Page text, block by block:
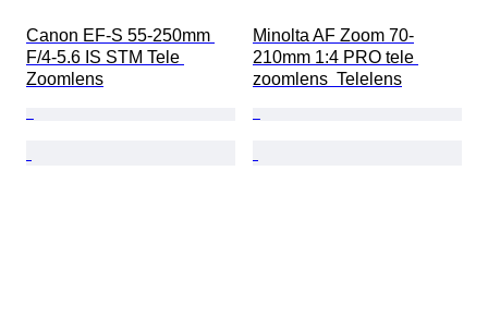
Canon EF-S 55-250mm
F/4-5.6 IS STM Tele
Zoomlens
Minolta AF Zoom 70-
210mm 1:4 PRO tele
zoomlens  Telelens